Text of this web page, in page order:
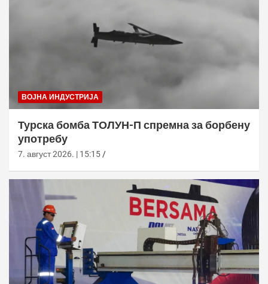
ВОЈНА ИНДУСТРИЈА
Турска бомба ТОЛУН-П спремна за борбену
употребу
7. август 2026. | 15:15